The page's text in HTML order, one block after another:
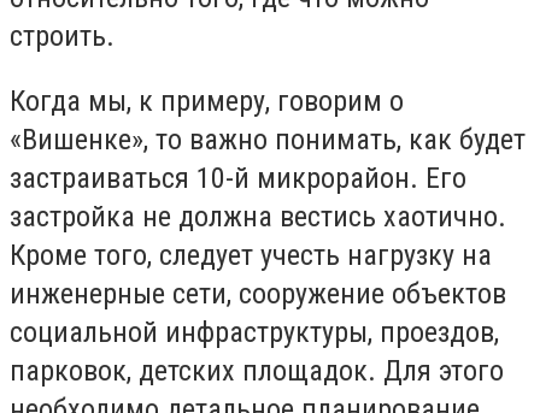
строить.
Когда мы, к примеру, говорим о
«Вишенке», то важно понимать, как будет
застраиваться 10-й микрорайон. Его
застройка не должна вестись хаотично.
Кроме того, следует учесть нагрузку на
инженерные сети, сооружение объектов
социальной инфраструктуры, проездов,
парковок, детских площадок. Для этого